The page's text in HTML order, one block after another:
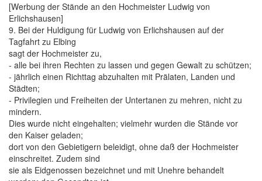
[Werbung der Stände an den Hochmeister Ludwig von
Erlichshausen]
9. Bei der Huldigung für Ludwig von Erlichshausen auf der
Tagfahrt zu Elbing
sagt der Hochmeister zu,
- alle bei ihren Rechten zu lassen und gegen Gewalt zu schützen;
- jährlich einen Richttag abzuhalten mit Prälaten, Landen und
Städten;
- Privilegien und Freiheiten der Untertanen zu mehren, nicht zu
mindern.
Dies wurde nicht eingehalten; vielmehr wurden die Stände vor
den Kaiser geladen;
dort von den Gebietigern beleidigt, ohne daß der Hochmeister
einschreitet. Zudem sind
sie als Eidgenossen bezeichnet und mit Unehre behandelt